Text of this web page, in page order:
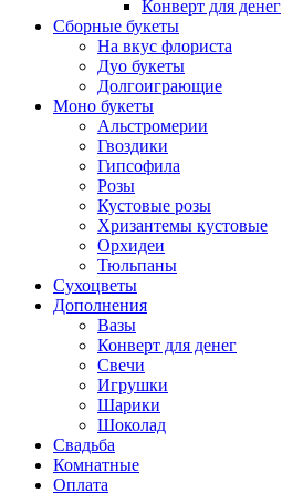
Конверт для денег
Сборные букеты
На вкус флориста
Дуо букеты
Долгоиграющие
Моно букеты
Альстромерии
Гвоздики
Гипсофила
Розы
Кустовые розы
Хризантемы кустовые
Орхидеи
Тюльпаны
Сухоцветы
Дополнения
Вазы
Конверт для денег
Свечи
Игрушки
Шарики
Шоколад
Свадьба
Комнатные
Оплата